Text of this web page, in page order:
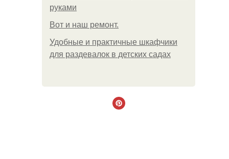
руками
Boт и наш ремoнт.
Удобные и практичные шкафчики
для раздевалок в детских садах